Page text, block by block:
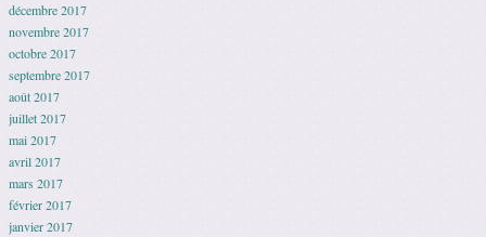
décembre 2017
novembre 2017
octobre 2017
septembre 2017
août 2017
juillet 2017
mai 2017
avril 2017
mars 2017
février 2017
janvier 2017